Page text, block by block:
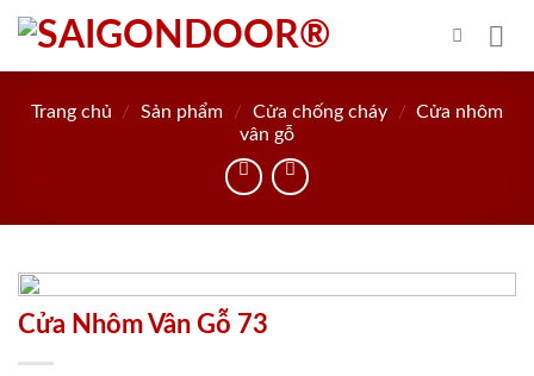
Skip
content
Trang chủ / Sản phẩm / Cửa chống cháy / Cửa nhôm
vân gỗ
Cửa Nhôm Vân Gỗ 73